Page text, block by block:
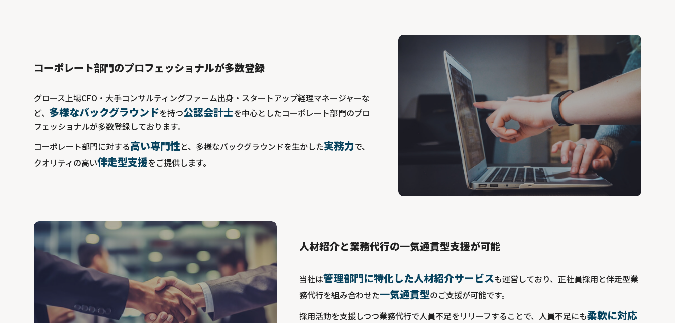
コーポレート部門のプロフェッショナルが多数登録
グロース上場CFO・大手コンサルティングファーム出身・スタートアップ経理マネージャーな
ど、多様なバックグラウンドを持つ公認会計士を中心としたコーポレート部門のプロ
フェッショナルが多数登録しております。
コーポレート部門に対する高い専門性と、多様なバックグラウンドを生かした実務力で、
クオリティの高い伴走型支援をご提供します。
人材紹介と業務代行の一気通貫型支援が可能
当社は管理部門に特化した人材紹介サービスも運営しており、正社員採用と伴走型業
務代行を組み合わせた一気通貫型のご支援が可能です。
採用活動を支援しつつ業務代行で人員不足をリリーフすることで、人員不足にも柔軟に対応